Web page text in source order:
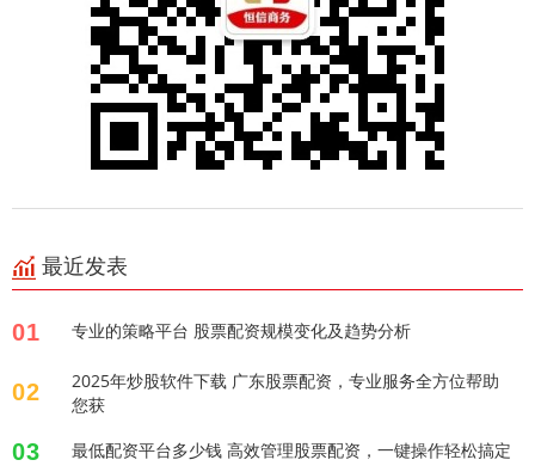
最近发表
01 专业的策略平台 股票配资规模变化及趋势分析
02
2025年炒股软件下载 广东股票配资，专业服务全方位帮助
您获
03 最低配资平台多少钱 高效管理股票配资，一键操作轻松搞定